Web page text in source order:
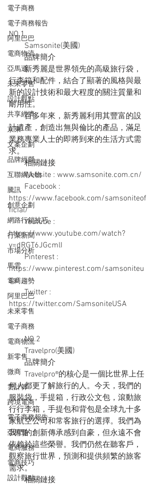
電子商務
電子商務報告
阿里巴巴
電商物流
亞馬遜
未來零售
設計觀點
共享經濟
京東
文案企劃
品牌經營
互聯網人物
騰訊
創意企劃
網路行銷技巧
行業新聞
市場分析
馬雲
電商趨勢
阿里巴巴
未來零售
電子商務
電商物流
新零售
微商
雲計算
跨境電商
電子商務報告
亞馬遜
電商服務
電商技巧
設計觀點
NO.1
Samsonite(美國)
品牌簡介
新秀麗是世界領先的高級旅行袋，
行李箱和配件，結合了顯著的風格與最
新的設計技術和最大程度的關注質量和
耐用性。
百多年來，新秀麗利用其豐富的設
計遺產，創造出無與倫比的產品，滿足
業務專業人士的即將到來的生活方式需
求。
相關鏈接
Website : www.samsonite.com.cn/
Facebook :
https://www.facebook.com/samsoniteof
ficial/
Youtube :
https://www.youtube.com/watch?
v=dRGT6JGcmlI
Pinterest :
https://www.pinterest.com/samsoniteu
sa/
Twitter :
https://twitter.com/SamsoniteUSA
NO.2
Travelpro(美國)
品牌簡介
Travelpro®的核心是一個比世界上任
何人都更了解旅行的人。今天，我們的
服裝袋，手提箱，行政公文包，滾動旅
行行李箱，手提包和背包是全球九十多
家航空公司和常客旅行的選擇。我們為
我們的創新傳承感到自豪，但永遠不會
依賴於這些榮譽。我們仍然在聽客戶，
觀察旅行世界，預測和提供頻繁的旅客
需求。
相關鏈接